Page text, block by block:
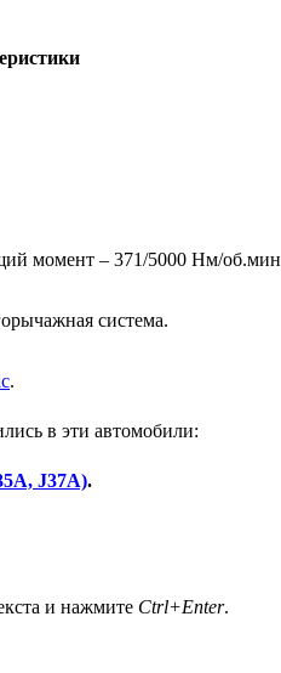
момент – 371/5000 Нм/об.мин
система.
.
в эти автомобили:
J37A).
и нажмите Ctrl+Enter.